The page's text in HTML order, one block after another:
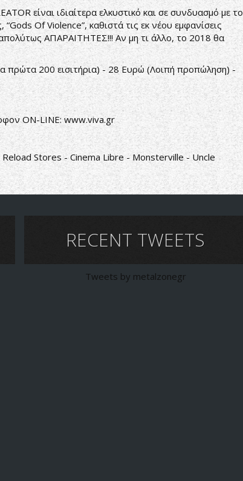
είναι ιδιαίτερα ελκυστικό και σε συνδυασμό με το
Of Violence”, καθιστά τις εκ νέου εμφανίσεις
ΑΠΑΡΑΙΤΗΤΕΣ!!! Αν μη τι άλλο, το 2018 θα
πρώτα 200 εισιτήρια) - 28 Ευρώ (Λοιπή προπώληση) -
ON-LINE: www.viva.gr
Stores - Cinema Libre - Monsterville - Uncle
RECENT TWEETS
Tweets by metalzonegr